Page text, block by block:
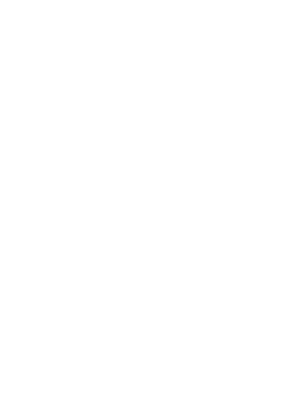
riesce in sintesi a farci
cultura, per l’intensa vita
il Re de sass e 100 cose da
incoronati re e imperatori
Gregorio Magno a Teodolinda,
che si riteneva essere tratta da
Costantino.